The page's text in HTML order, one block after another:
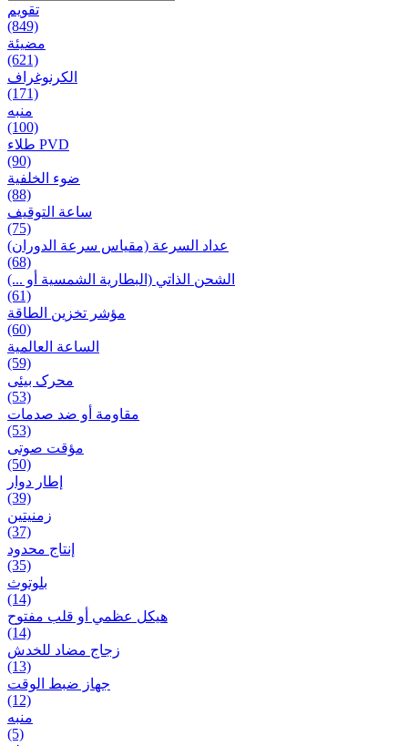
تقويم
(849)
مضيئة
(621)
الكرنوغراف
(171)
منبه
(100)
طلاء PVD
(90)
ضوء الخلفية
(88)
ساعة التوقيف
(75)
عداد السرعة (مقياس سرعة الدوران)
(68)
الشحن الذاتي (البطارية الشمسية أو ...)
(61)
مؤشر تخزين الطاقة
(60)
الساعة العالمية
(59)
محرک بیئی
(53)
مقاومة أو ضد صدمات
(53)
مؤقت صوتی
(50)
إطار دوار
(39)
زمنیتین
(37)
إنتاج محدود
(35)
بلوتوث
(14)
هيكل عظمي أو قلب مفتوح
(14)
زجاج مضاد للخدش
(13)
جهاز ضبط الوقت
(12)
منبه
(5)